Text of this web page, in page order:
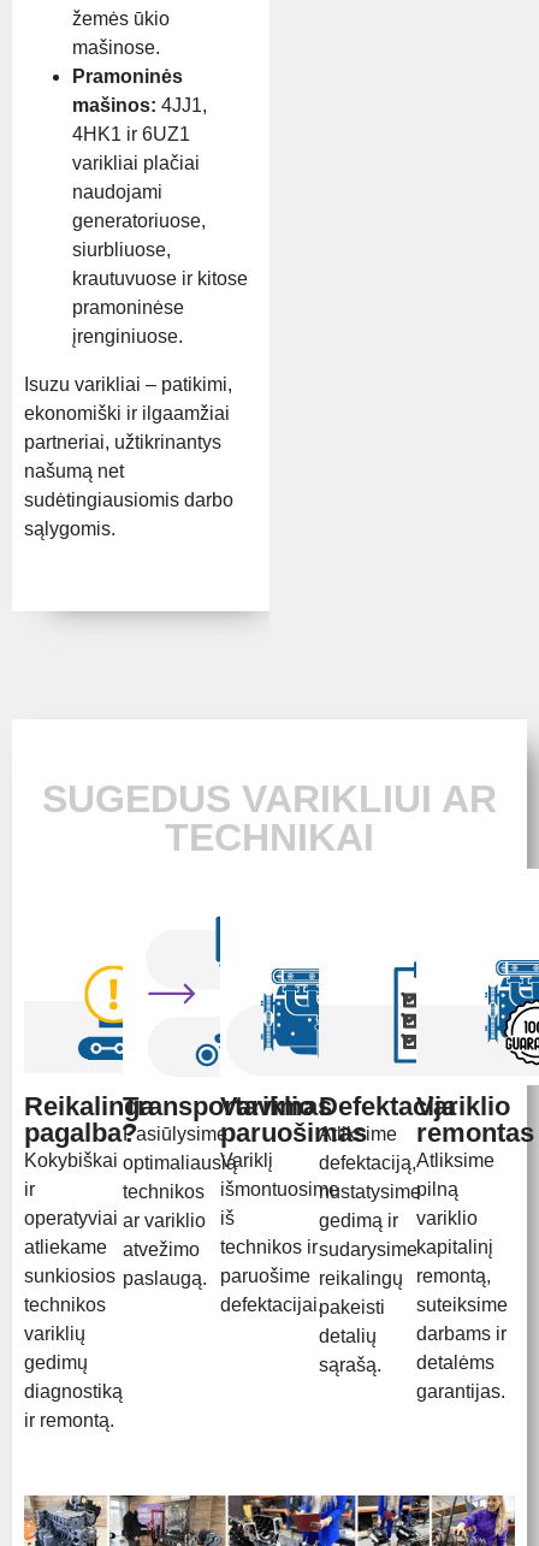
žemės ūkio
mašinose.
Pramoninės
mašinos: 4JJ1,
4HK1 ir 6UZ1
varikliai plačiai
naudojami
generatoriuose,
siurbliuose,
krautuvuose ir kitose
pramoninėse
įrenginiuose.
Isuzu varikliai – patikimi,
ekonomiški ir ilgaamžiai
partneriai, užtikrinantys
našumą net
sudėtingiausiomis darbo
sąlygomis.
SUGEDUS VARIKLIUI AR
TECHNIKAI
Reikalinga
pagalba?
Kokybiškai
ir
operatyviai
atliekame
sunkiosios
technikos
variklių
gedimų
diagnostiką
ir remontą.
Transportavimas
Pasiūlysime
optimaliausią
technikos
ar variklio
atvežimo
paslaugą.
Variklio
paruošimas
Variklį
išmontuosime
iš
technikos ir
paruošime
defektacijai.
Defektacija
Atliksime
defektaciją,
nustatysime
gedimą ir
sudarysime
reikalingų
pakeisti
detalių
sąrašą.
Variklio
remontas
Atliksime
pilną
variklio
kapitalinį
remontą,
suteiksime
darbams ir
detalėms
garantijas.